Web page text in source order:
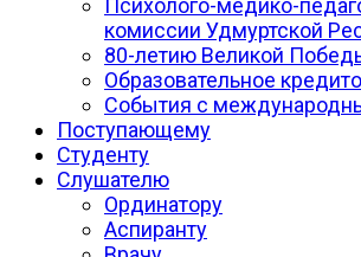
Психолого-медико-
комиссии Удмуртской
80-летию Великой
Образовательное
События с
Поступающему
Студенту
Слушателю
Ординатору
Аспиранту